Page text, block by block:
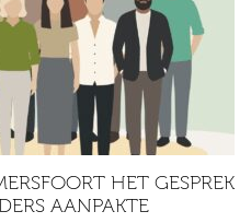
HET GESPREK
AANPAKTE